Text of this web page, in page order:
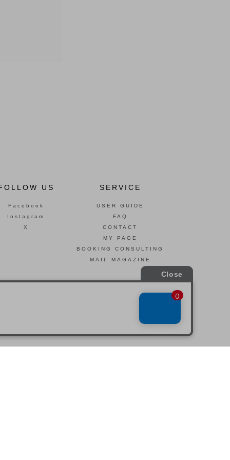
US
Facebook
Instagram
X
SERVICE
USER GUIDE
FAQ
CONTACT
MY PAGE
BOOKING CONSULTING
MAIL MAGAZINE